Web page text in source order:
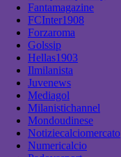
Fantamagazine
FCInter1908
Forzaroma
Golssip
Hellas1903
Ilmilanista
Juvenews
Mediagol
Milanistichannel
Mondoudinese
Notiziecalciomercato
Numericalcio